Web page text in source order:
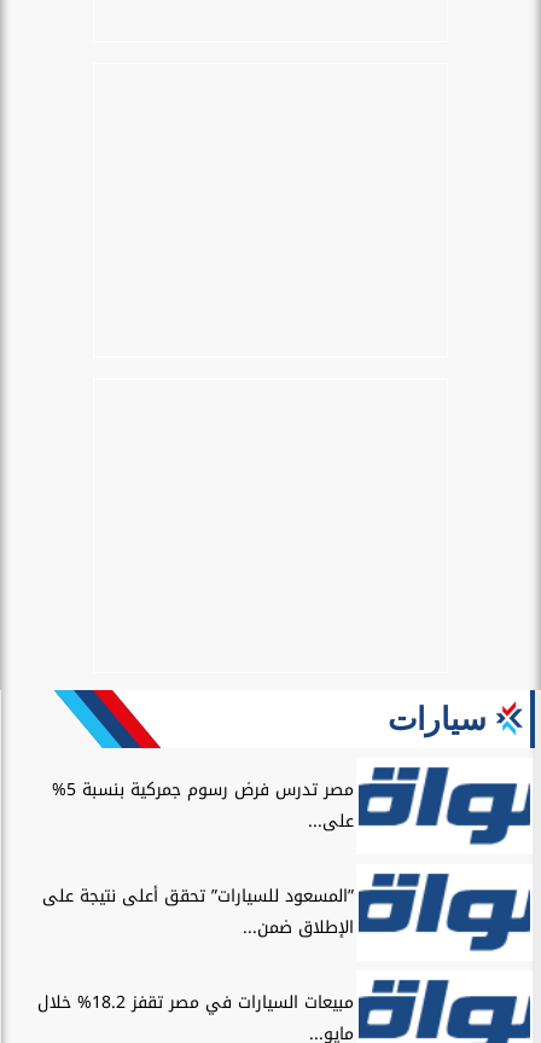
سيارات
مصر تدرس فرض رسوم جمركية بنسبة 5%
على...
”المسعود للسيارات” تحقق أعلى نتيجة على
الإطلاق ضمن...
مبيعات السيارات في مصر تقفز 18.2% خلال
مايو...